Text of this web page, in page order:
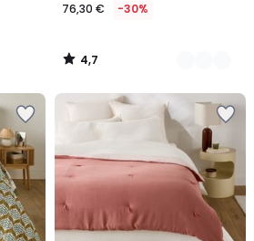
76,30 € -30%
4,7
/